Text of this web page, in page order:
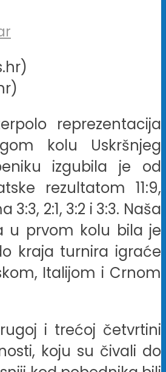
reprezentacija
kolu Uskršnjeg
izgubila je od
rezultatom 11:9,
2:1, 3:2 i 3:3. Naša
u prvom kolu bila je
kraja turnira igraće
Italijom i Crnom
i trećoj četvrtini
koju su čivali do